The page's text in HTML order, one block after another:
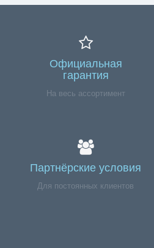
Официальная
гарантия
На весь ассортимент
Партнёрские условия
Для постоянных клиентов